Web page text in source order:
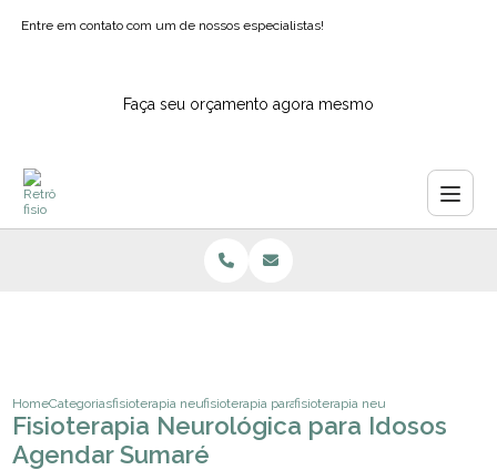
Entre em contato com um de nossos especialistas!
Faça seu orçamento agora mesmo
HomeCategoriasfisioterapia neurologicafisioterapia para epilepsiafisioterapia neurologica para
Fisioterapia Neurológica para Idosos
Agendar Sumaré